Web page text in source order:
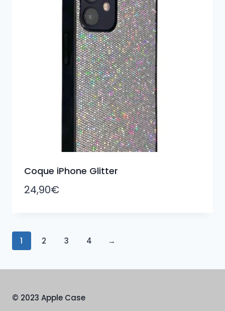
Coque iPhone Glitter
24,90€
1 2 3 4 →
© 2023 Apple Case